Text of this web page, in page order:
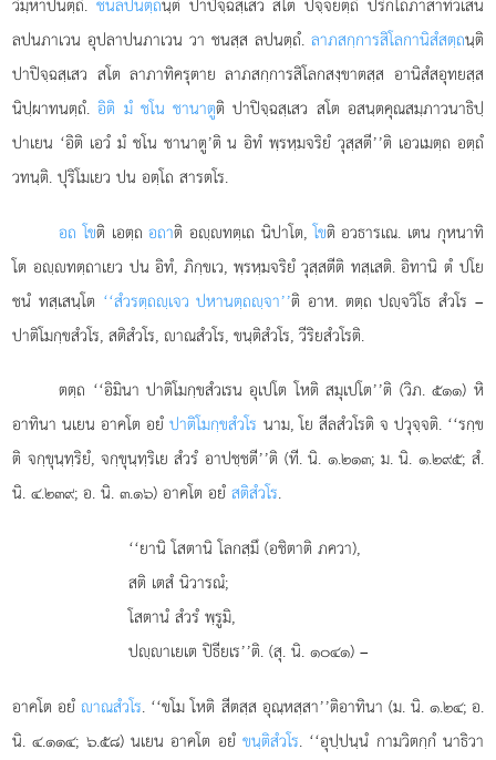
ลปนภาเวน อุปลาปนภาเวน วา ชนสฺส ลปนตฺถํ. ลาภสกฺการสิโลกานิสํสตฺถนฺติ
ปาปิจฺฉสฺเสว สโต ลาภาทิครุตาย ลาภสกฺการสิโลกสงฺขาตสฺส อานิสํสอุทยสฺส
นิปฺผาทนตฺถํ.อิติ มํ ชโน ชานาตูติ ปาปิจฺฉสฺเสว สโต อสนฺตคุณสมฺภาวนาธิปฺ
ปาเยน ‘อิติ เอวํ มํ ชโน ชานาตู’ติ น อิทํ พฺรหฺมจริยํ วุสฺสตี’’ติ เอวเมตฺถ อตฺถํ
วทนฺติ. ปุริโมเยว ปน อตฺโถ สารตโร.
อถ โขติ เอตฺถอถาติ อฺทตฺเถ นิปาโต,โขติ อวธารเณ. เตน กุหนาทิ
โต อฺทตฺถาเยว ปน อิทํ, ภิกฺขเว, พฺรหฺมจริยํ วุสฺสตีติ ทสฺเสติ. อิทานิ ตํ ปโย
ชนํ ทสฺเสนฺโต ‘‘สํวรตฺถฺเจว ปหานตฺถฺจา’’ติอาห. ตตฺถ ปฺจวิโธ สํวโร –
ปาติโมกฺขสํวโร, สติสํวโร, าณสํวโร, ขนฺติสํวโร, วีริยสํวโรติ.
ตตฺถ ‘‘อิมินา ปาติโมกฺขสํวเรน อุเปโต โหติ สมุเปโต’’ติ (วิภ. ๕๑๑) หิ
อาทินา นเยน อาคโต อยํปาติโมกฺขสํวโร นาม, โย สีลสํวโรติ จ ปวุจฺจติ. ‘‘รกฺข
ติ จกฺขุนฺทฺริยํ, จกฺขุนฺทฺริเย สํวรํ อาปชฺชตี’’ติ (ที. นิ. ๑.๒๑๓; ม. นิ. ๑.๒๙๕; สํ.
นิ. ๔.๒๓๙; อ. นิ. ๓.๑๖) อาคโต อยํสติสํวโร.
‘‘ยานิ โสตานิ โลกสฺมึ (อชิตาติ ภควา),
สติ เตสํ นิวารณํ;
โสตานํ สํวรํ พฺรูมิ,
ปฺาเยเต ปิธียเร’’ติ. (สุ. นิ. ๑๐๔๑) –
อาคโตอยําณสํวโร. ‘‘ขโม โหติ สีตสฺส อุณฺหสฺสา’’ติอาทินา (ม. นิ. ๑.๒๔; อ.
นิ. ๔.๑๑๔; ๖.๕๘) นเยน อาคโต อยํ ขนฺติสํวโร. ‘‘อุปฺปนฺนํ กามวิตกฺกํ นาธิวา